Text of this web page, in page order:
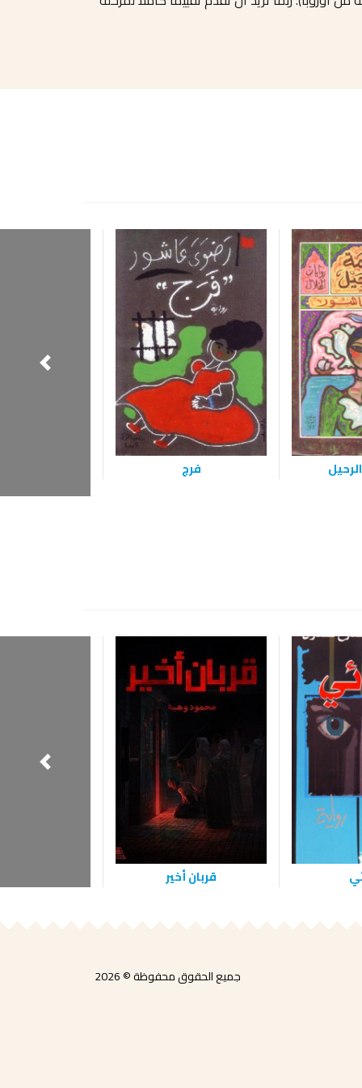
فرج
قربان أخير
جميع الحقوق محفوظة © 2026